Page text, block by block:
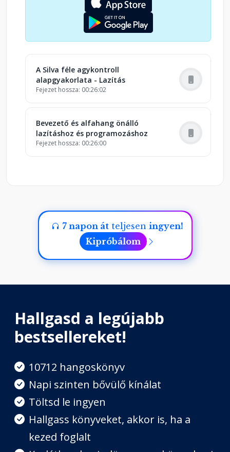
A Silva féle agykontroll
alapgyakorlata - Lazítás
Fejezet hossza: 00:26:02
Bevezető és alfahang önálló
lazításhoz és programozáshoz
Fejezet hossza: 00:26:00
7 napon átteljesen ingyen!
Kipróbálom
Hallgasd a legújabb
bestsellereket!
10712 hangoskönyv
Napi szinten bővülő kínálat
Töltsd le ingyen
Hallgass könyveket, akkor is, ha a
kezed foglalt